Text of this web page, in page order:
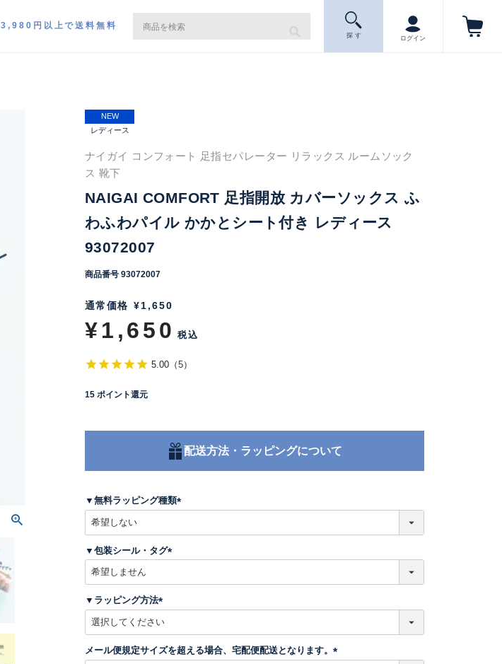
3,980円以上で送料無料
探 す ログイン
NEW
レディース
ナイガイ コンフォート 足指セパレーター リラックス ルームソック
ス 靴下
NAIGAI COMFORT 足指開放 カバーソックス ふ
わふわパイル かかとシート付き レディース
93072007
商品番号 93072007
通常価格 ¥1,650
¥1,650 税込
5.00 （5）
15 ポイント還元
配送方法・ラッピングについて
▼無料ラッピング種類
)
▼包装シール・タグ
)
▼ラッピング方法
須
)
メール便規定サイズを超える場合、宅配便配送となります。